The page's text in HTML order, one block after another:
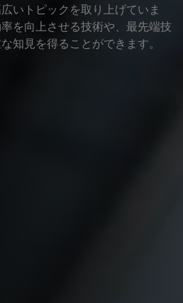
いトピックを取り上げていま
を向上させる技術や、最先端技
知見を得ることができます。